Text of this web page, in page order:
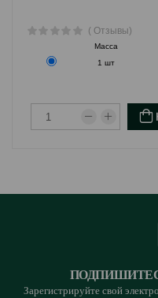
( Отзывы)
Масса
1 шт
Зарегистрируйте свой